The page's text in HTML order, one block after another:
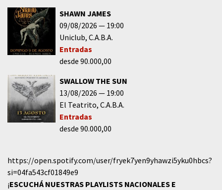
SHAWN JAMES
09/08/2026
19:00
Uniclub C.A.B.A.
Entradas
desde 90.000,00
SWALLOW THE SUN
13/08/2026
19:00
El Teatrito C.A.B.A.
Entradas
desde 90.000,00
https://open.spotify.com/user/fryek7yen9yhawzi5yku0hbcs?
si=04fa543cf01849e9
¡ESCUCHÁ NUESTRAS PLAYLISTS NACIONALES E